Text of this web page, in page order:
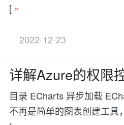
[ »
2022-12-23
详解Azure的权限
目录 ECharts 异步加载
不再是简单的图表创建工